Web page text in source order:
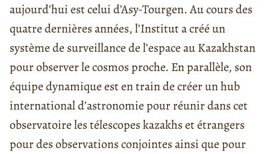
aujourd’hui est celui d’Asy-Tourgen. Au cours des
quatre dernières années, l’Institut a créé un
système de surveillance de l’espace au Kazakhstan
pour observer le cosmos proche. En parallèle, son
équipe dynamique est en train de créer un hub
international d’astronomie pour réunir dans cet
observatoire les télescopes kazakhs et étrangers
pour des observations conjointes ainsi que pour